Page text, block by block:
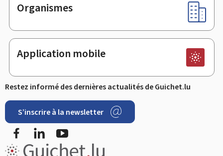
Organismes
Application mobile
Restez informé des dernières actualités de Guichet.lu
S’inscrire à la newsletter
FacebookLinkedIn